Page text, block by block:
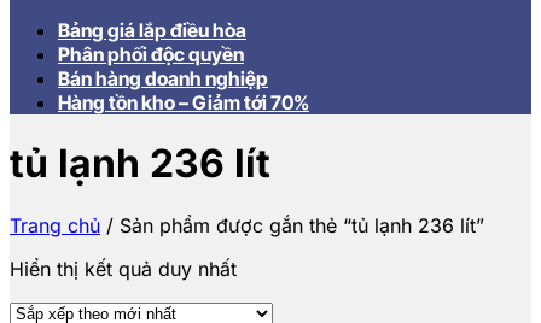
Bảng giá lắp điều hòa
Phân phối độc quyền
Bán hàng doanh nghiệp
Hàng tồn kho – Giảm tới 70%
tủ lạnh 236 lít
Trang chủ / Sản phẩm được gắn thẻ “tủ lạnh 236 lít”
Hiển thị kết quả duy nhất